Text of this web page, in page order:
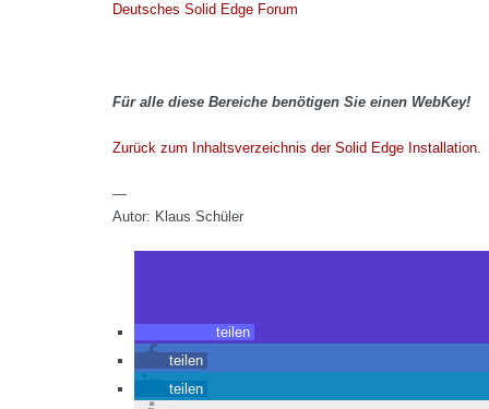
Deutsches Solid Edge Forum
Für alle diese Bereiche benötigen Sie einen WebKey!
Zurück zum Inhaltsverzeichnis der Solid Edge Installation.
—
Autor: Klaus Schüler
teilen
teilen
teilen